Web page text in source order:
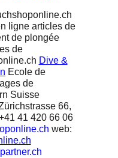
ligne articles de
de plongée
de
Dive &
Ecole de
de
Suisse
66,
41 420 66 06
web: